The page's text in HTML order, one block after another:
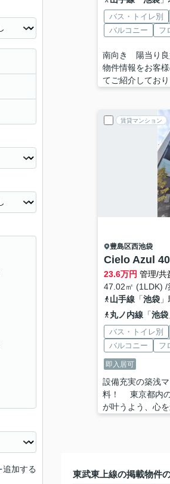
バス・トイレ別
バルコニー
フ
南向き 陽当り
物件情報をお客
てご紹介してお
賃貸マンション
豊島区西池袋
Cielo Azul
23.6万円 管理/共
47.02㎡ (1LDK) /
山手線「池袋」
丸ノ内線「池袋
バス・トイレ別
バルコニー
フ
即入居可
設備充実の築浅
料！ 東京都内の
が叶うよう、心
東武東上線の掲載物件
追加する